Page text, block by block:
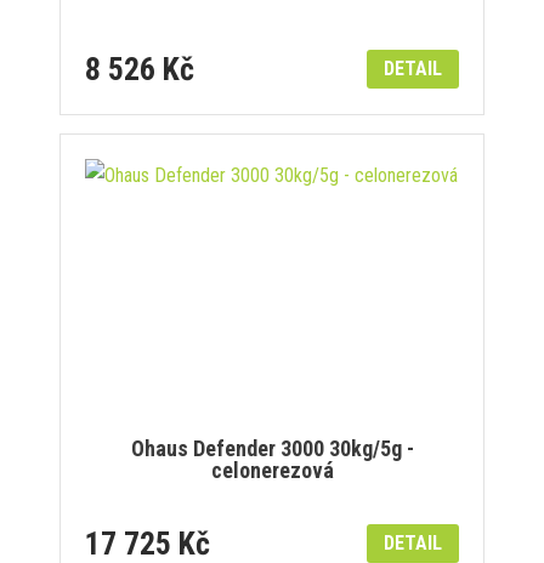
8 526 Kč DETAIL
Ohaus Defender 3000 30kg/5g -
celonerezová
17 725 Kč DETAIL